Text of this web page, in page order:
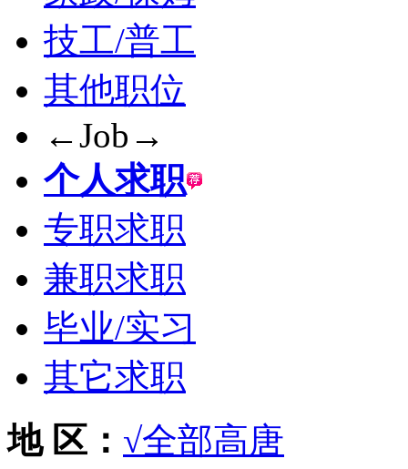
技工/普工
其他职位
←Job→
个人求职
专职求职
兼职求职
毕业/实习
其它求职
地 区： √全部高唐